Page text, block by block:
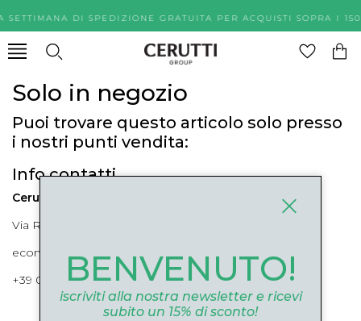
SETTIMANA DI SPEDIZIONE GRATUITA PER ACQUISTI
Solo in negozio
Puoi trovare questo articolo solo presso
i nostri punti vendita:
Info contatti
Cerutti Boutique
Via Roma, 52 Cuneo 12100 Cuneo
ecommerce@ceruttigroup.com
+39 0171694239BENVENUTO!
iscriviti alla nostra newsletter e ricevi
subito un 15% di sconto!